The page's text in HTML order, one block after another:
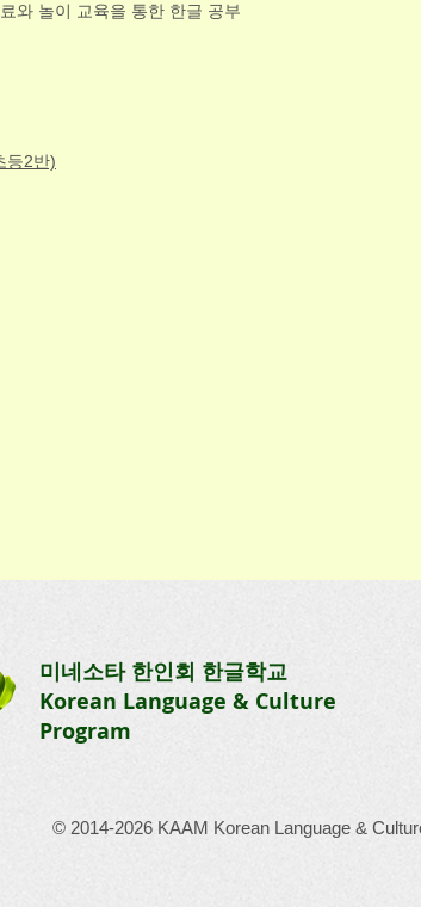
와 놀이 교육을 통한 한글 공부
등2반)
일) 1:00-3:40
일 수업내용입
화 학습과 3과
. [Week 4]
읽기 연습 3
안녕하세요! 2월 8일
니다. 지난 수업에서
교시: 숫자 읽기 1 -
미네소타 한인회 한글학교
Korean Language & Culture
Program
© 2014-2026 KAAM Korean Language &